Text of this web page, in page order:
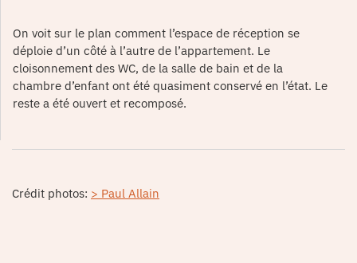
On voit sur le plan comment l’espace de réception se
déploie d’un côté à l’autre de l’appartement. Le
cloisonnement des WC, de la salle de bain et de la
chambre d’enfant ont été quasiment conservé en l’état. Le
reste a été ouvert et recomposé.
Crédit photos: > Paul Allain